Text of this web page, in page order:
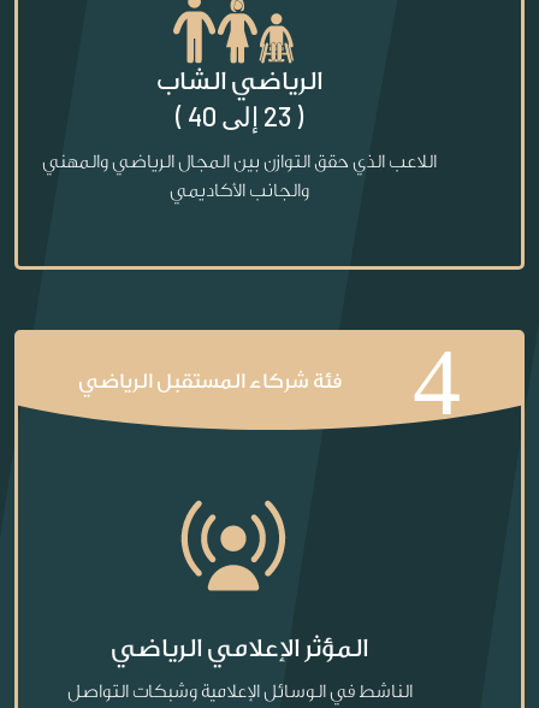
الرياضي الشاب
( 23 إلى 40 )
اللاعب الذي حقق التوازن بين المجال الرياضي والمهني
والجانب الأكاديمي
4 فئة شركاء المستقبل الرياضي
المؤثر الإعلامي الرياضي
الناشط في الوسائل الإعلامية وشبكات التواصل